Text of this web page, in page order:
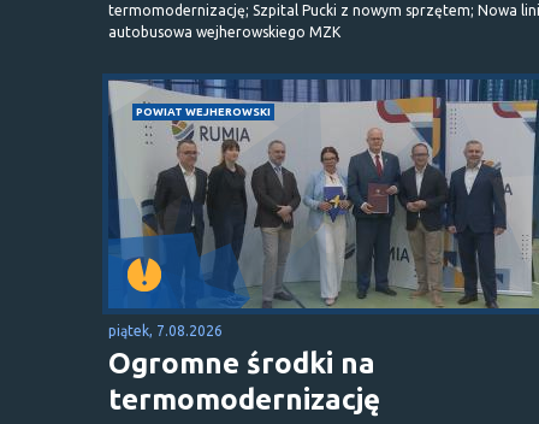
termomodernizację; Szpital Pucki z nowym sprzętem; Nowa
autobusowa wejherowskiego MZK
POWIAT WEJHEROWSKI
piątek, 7.08.2026
Ogromne środki na
termomodernizację